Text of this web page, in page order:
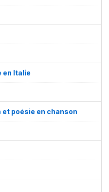
en Italie
poésie en chanson